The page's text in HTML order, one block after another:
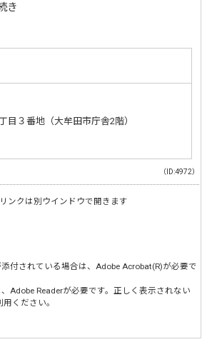
き
目３番地（大牟田市庁舎2階）
（ID:4972）
ンクは別ウインドウで開きます
付されている場合は、Adobe Acrobat(R)が必要で
、Adobe Readerが必要です。正しく表示されない
ください。